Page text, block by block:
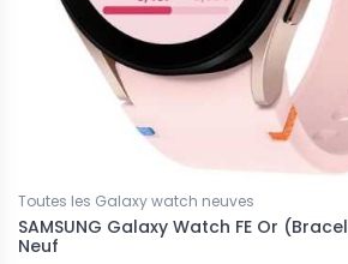
Toutes les Galaxy watch neuves
SAMSUNG Galaxy Watch FE Or
Neuf